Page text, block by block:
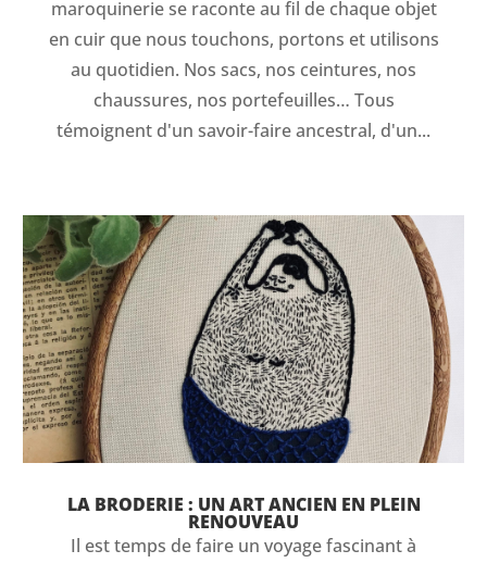
maroquinerie se raconte au fil de chaque objet
en cuir que nous touchons, portons et utilisons
au quotidien. Nos sacs, nos ceintures, nos
chaussures, nos portefeuilles… Tous
témoignent d'un savoir-faire ancestral, d'un...
LA BRODERIE : UN ART ANCIEN EN PLEIN
RENOUVEAU
Il est temps de faire un voyage fascinant à